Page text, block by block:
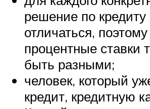
решение по
отличаться, поэтому
процентные ставки
быть разными;
человек, который
кредит, кредитную